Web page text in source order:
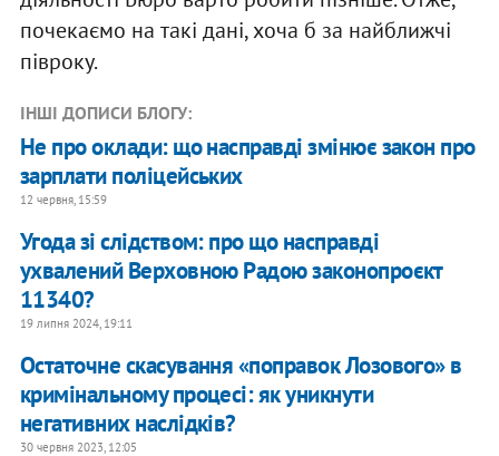
почекаємо на такі дані, хоча б за найближчі
півроку.
ІНШІ ДОПИСИ БЛОГУ:
Не про оклади: що насправді змінює закон про
зарплати поліцейських
12 червня, 15:59
Угода зі слідством: про що насправді
ухвалений Верховною Радою законопроєкт
11340?
19 липня 2024, 19:11
Остаточне скасування «поправок Лозового» в
кримінальному процесі: як уникнути
негативних наслідків?
30 червня 2023, 12:05